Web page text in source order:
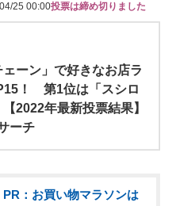
25 00:00投票は締め切りました
ェーン」で好きなお店ラ
！ 第1位は「スシロ
2022年最新投票結果】
ーチ
PR：お買い物マラソンは